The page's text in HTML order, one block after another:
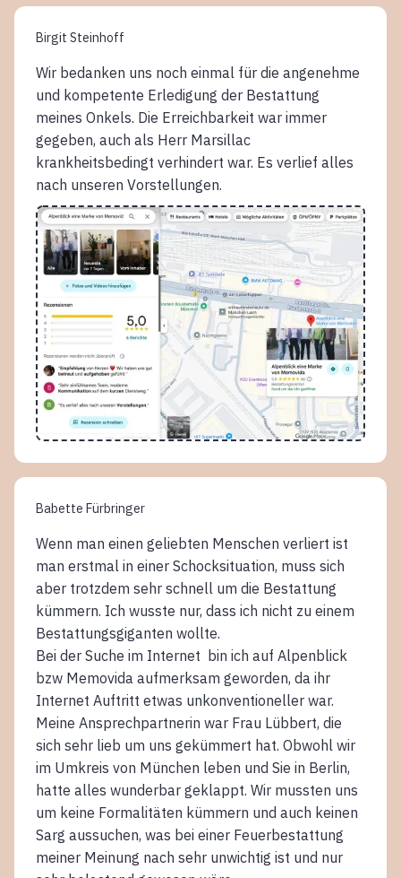
Birgit Steinhoff
Wir bedanken uns noch einmal für die angenehme
und kompetente Erledigung der Bestattung
meines Onkels. Die Erreichbarkeit war immer
gegeben, auch als Herr Marsillac
krankheitsbedingt verhindert war. Es verlief alles
nach unseren Vorstellungen.
Babette Fürbringer
Wenn man einen geliebten Menschen verliert ist
man erstmal in einer Schocksituation, muss sich
aber trotzdem sehr schnell um die Bestattung
kümmern. Ich wusste nur, dass ich nicht zu einem
Bestattungsgiganten wollte.
Bei der Suche im Internet bin ich auf Alpenblick
bzw Memovida aufmerksam geworden, da ihr
Internet Auftritt etwas unkonventioneller war.
Meine Ansprechpartnerin war Frau Lübbert, die
sich sehr lieb um uns gekümmert hat. Obwohl wir
im Umkreis von München leben und Sie in Berlin,
hatte alles wunderbar geklappt. Wir mussten uns
um keine Formalitäten kümmern und auch keinen
Sarg aussuchen, was bei einer Feuerbestattung
meiner Meinung nach sehr unwichtig ist und nur